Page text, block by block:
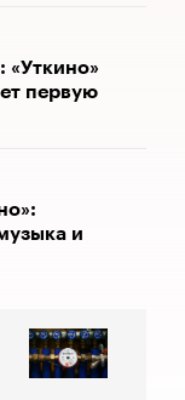
«Уткино»
первую
и